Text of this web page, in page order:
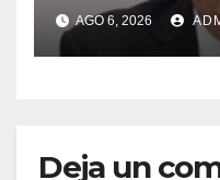
AGO 6, 2026
Deja un